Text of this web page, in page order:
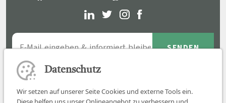
Datenschutz
Wir setzen auf unserer Seite Cookies und externe Tools ein.